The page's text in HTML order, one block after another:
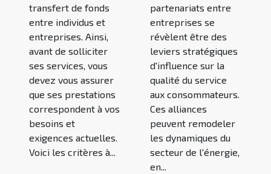
transfert de fonds
entre individus et
entreprises. Ainsi,
avant de solliciter
ses services, vous
devez vous assurer
que ses prestations
correspondent à vos
besoins et
exigences actuelles.
Voici les critères à...
partenariats entre
entreprises se
révèlent être des
leviers stratégiques
d'influence sur la
qualité du service
aux consommateurs.
Ces alliances
peuvent remodeler
les dynamiques du
secteur de l'énergie,
en...